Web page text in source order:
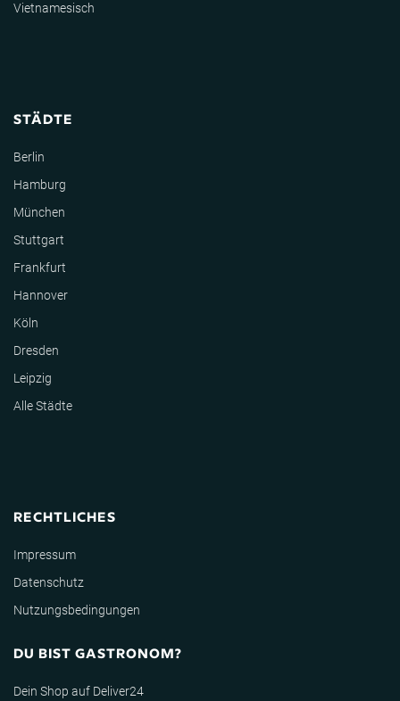
Vietnamesisch
STÄDTE
Berlin
Hamburg
München
Stuttgart
Frankfurt
Hannover
Köln
Dresden
Leipzig
Alle Städte
RECHTLICHES
Impressum
Datenschutz
Nutzungsbedingungen
DU BIST GASTRONOM?
Dein Shop auf Deliver24